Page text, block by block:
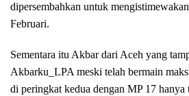
dipersembahkan untuk
Februari.
Sementara itu Akbar dari Aceh yang
Akbarku_LPA meski telah bermain
di peringkat kedua dengan MP 17 hanya